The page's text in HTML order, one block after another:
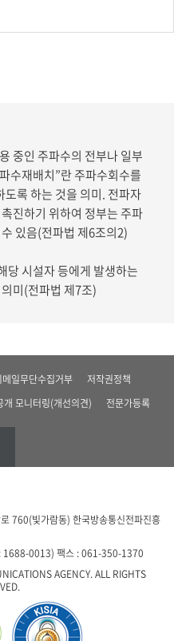
중인 주파수의 전부나 일부
수재배치”란 주파수회수를
록 하는 것을 의미. 전파자
진하기 위하여 정부는 주파
있음(전파법 제6조의2)
당 시설자 등에게 발생하는
미(전파법 제7조)
메일무단수집거부
저작권정책
개 모니터링(개선의견) 전문가등록
760(빛가람동) 한국방송통신전파진흥
1688-0013) 팩스 : 061-350-1370
AGENCY. ALL RIGHTS